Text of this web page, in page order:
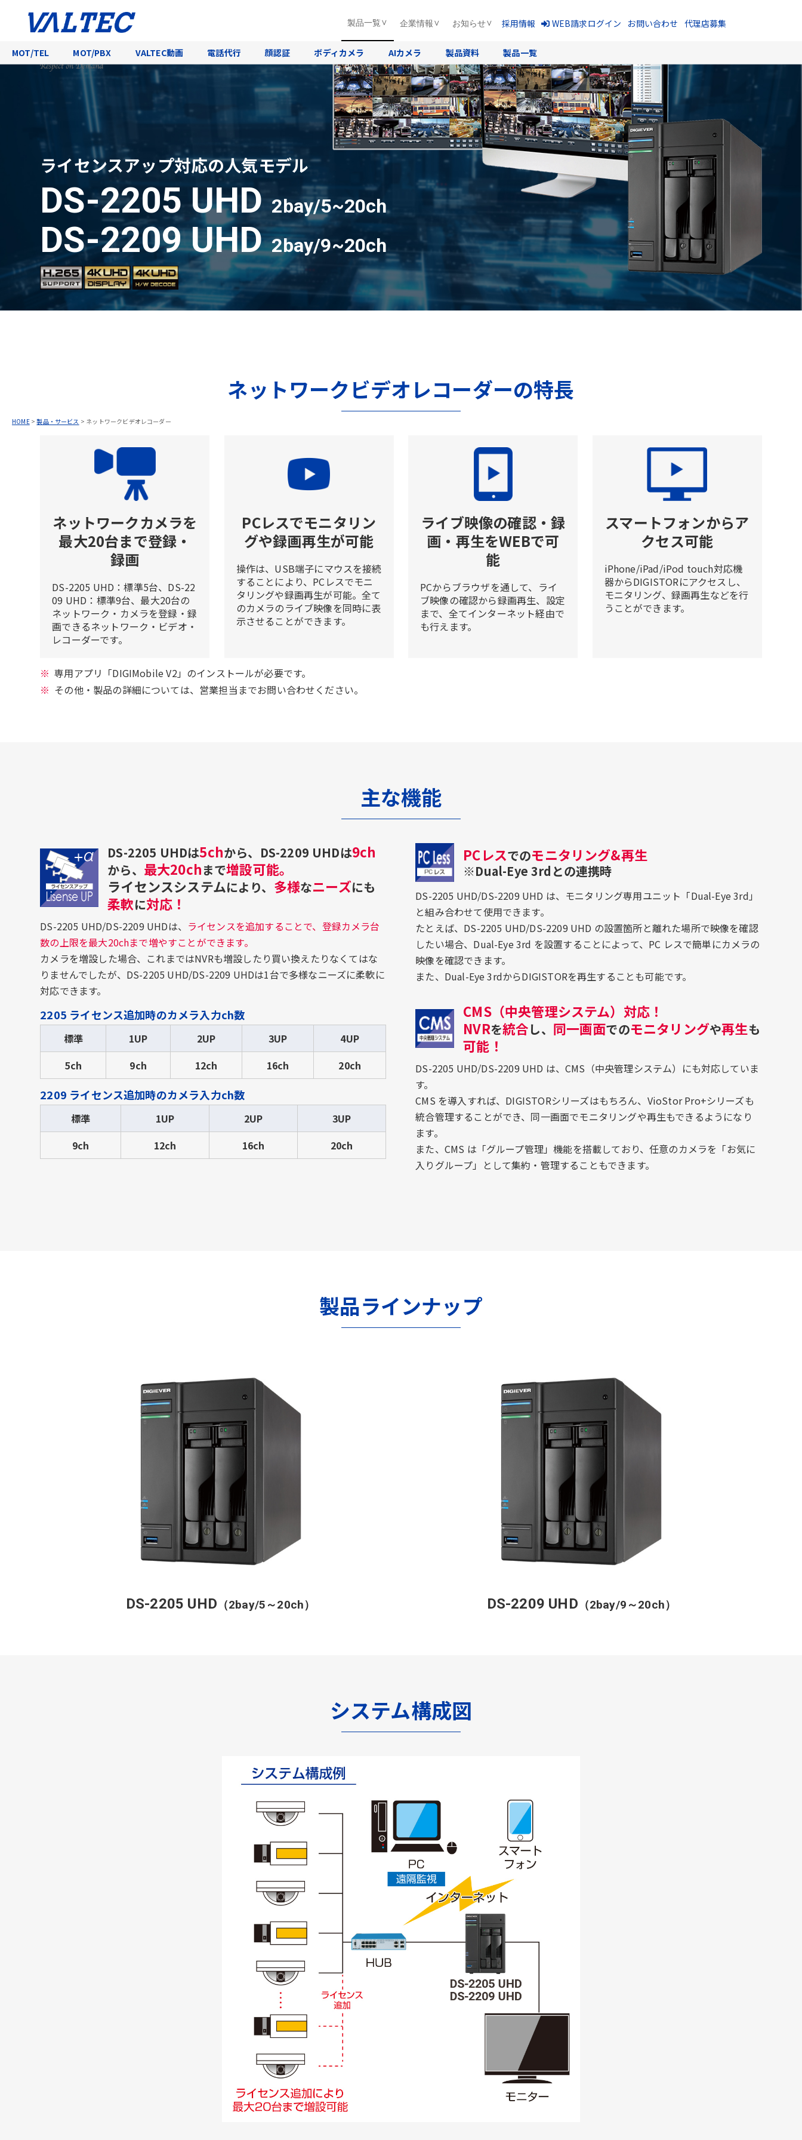
製品一覧
MOT/TEL MOT/PBX VALTEC動画 電話代行 顔認証 ボディカメラ AIカメラ 製品資料 製品一覧
企業情報 お知らせ 採用情報 WEB請求ログイン お問い合わせ 代理店募集
HOME>製品・サービス > ネットワークビデオレコーダー
ライセンスアップ対応の人気モデル
DS-2205 UHD2bay/5~20ch
DS-2209 UHD2bay/9~20ch
ネットワークビデオレコーダーの特長
ネットワークカメラを
最大20台まで登録・
録画
DS-2205 UHD：標準5台、DS-22
09 UHD：標準9台、最大20台の
ネットワーク・カメラを登録・録
画できるネットワーク・ビデオ・
レコーダーです。
PCレスでモニタリン
グや録画再生が可能
操作は、USB端子にマウスを接続
することにより、PCレスでモニ
タリングや録画再生が可能。全て
のカメラのライブ映像を同時に表
示させることができます。
ライブ映像の確認・録
画・再生をWEBで可
能
PCからブラウザを通して、ライ
ブ映像の確認から録画再生、設定
まで、全てインターネット経由で
も行えます。
スマートフォンからア
クセス可能
iPhone/iPad/iPod touch対応機
器からDIGISTORにアクセスし、
モニタリング、録画再生などを行
うことができます。
専用アプリ「DIGIMobile V2」のインストールが必要です。
その他・製品の詳細については、営業担当までお問い合わせください。
主な機能
DS-2205 UHDは5chから、DS-2209 UHDは9ch
から、 最大20chまで増設可能。
ライセンスシステムにより、 多様なニーズにも
柔軟に対応！
DS-2205 UHD/DS-2209 UHDは、 ライセンスを追加することで、登録カメラ台
数の上限を最大20chまで増やすことができます。
カメラを増設した場合、これまではNVRも増設したり買い換えたりなくてはな
りませんでしたが、DS-2205 UHD/DS-2209 UHDは1台で多様なニーズに柔軟に
対応できます。
2205 ライセンス追加時のカメラ入力ch数
標準 1UP 2UP 3UP
4UP
5ch
9ch 12ch 16ch 20ch
2209 ライセンス追加時のカメラ入力ch数
標準 1UP 2UP
3UP
9ch
12ch 16ch 20ch
PCレスでのモニタリング&再生
※Dual-Eye 3rdとの連携時
DS-2205 UHD/DS-2209 UHD は、モニタリング専用ユニット「Dual-Eye 3rd」
と組み合わせて使用できます。
たとえば、DS-2205 UHD/DS-2209 UHD の設置箇所と離れた場所で映像を確認
したい場合、Dual-Eye 3rd を設置することによって、PC レスで簡単にカメラの
映像を確認できます。
また、Dual-Eye 3rdからDIGISTORを再生することも可能です。
CMS（中央管理システム）対応！
NVRを統合し、 同一画面でのモニタリングや再生も
可能！
DS-2205 UHD/DS-2209 UHD は、CMS（中央管理システム）にも対応していま
す。
CMS を導入すれば、DIGISTORシリーズはもちろん、VioStor Pro+シリーズも
統合管理することができ、同一画面でモニタリングや再生もできるようになり
ます。
また、CMS は「グループ管理」機能を搭載しており、任意のカメラを「お気に
入りグループ」として集約・管理することもできます。
製品ラインナップ
DS-2205 UHD （2bay/5～20ch） DS-2209 UHD （2bay/9～20ch）
システム構成図